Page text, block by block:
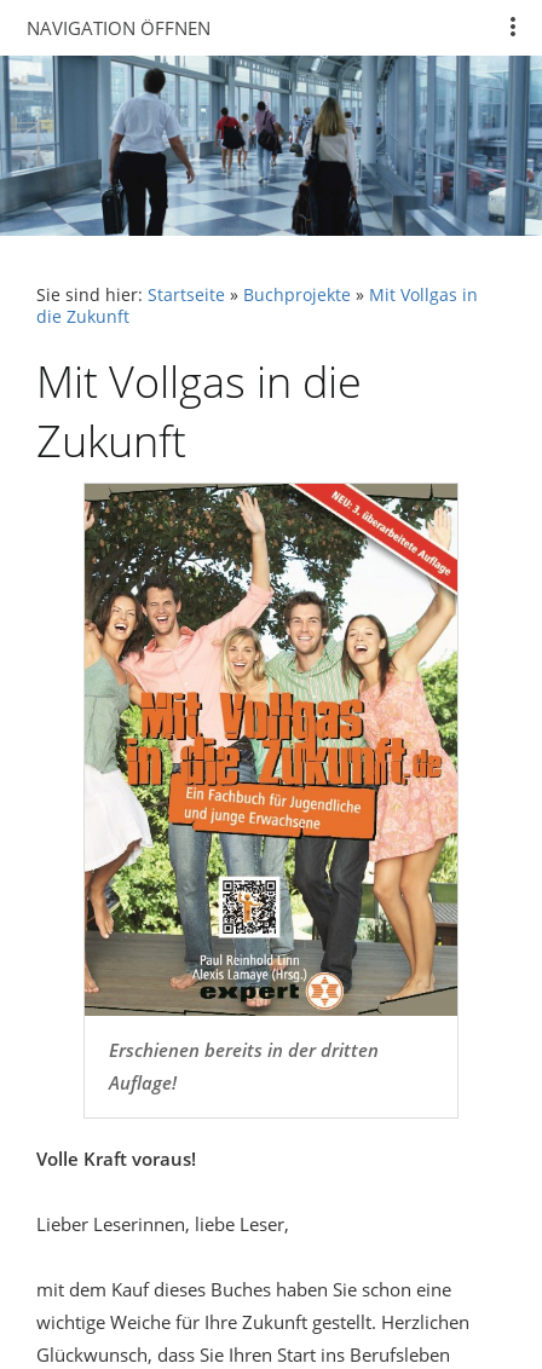
NAVIGATION ÖFFNEN
Sie sind hier: Startseite » Buchprojekte » Mit Vollgas in
die Zukunft
Mit Vollgas in die
Zukunft
Erschienen bereits in der dritten
Auflage!
Volle Kraft voraus!
Lieber Leserinnen, liebe Leser,
mit dem Kauf dieses Buches haben Sie schon eine
wichtige Weiche für Ihre Zukunft gestellt. Herzlichen
Glückwunsch, dass Sie Ihren Start ins Berufsleben